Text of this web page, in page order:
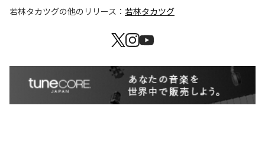
若林タカツグの他のリリース： 若林タカツグ